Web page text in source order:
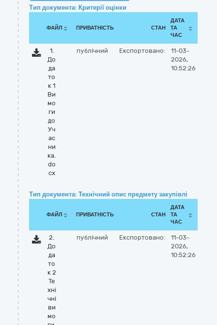
Тип документа: Критерії оцінки
ФАЙЛ ПРИВАТНІСТЬ СТАН
ДАТА
ТА
ЧАС
1.
До
да
то
к 1
Ви
мо
ги
до
Уч
ас
ни
ка.
do
cx
публічний Експортовано:
11-03-
2026,
10:52:26
Тип документа: Технічний опис предмету закупівлі
ФАЙЛ ПРИВАТНІСТЬ СТАН
ДАТА
ТА
ЧАС
2.
До
да
то
к 2
Те
хні
чні
ви
мо
публічний Експортовано:
11-03-
2026,
10:52:26